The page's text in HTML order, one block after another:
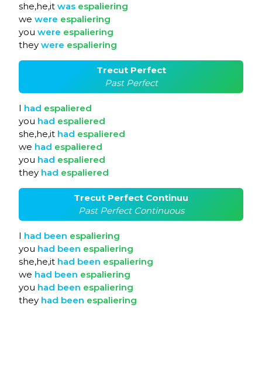
she,he,it was espaliering
we were espaliering
you were espaliering
they were espaliering
Trecut Perfect
Past Perfect
I had espaliered
you had espaliered
she,he,it had espaliered
we had espaliered
you had espaliered
they had espaliered
Trecut Perfect Continuu
Past Perfect Continuous
I had been espaliering
you had been espaliering
she,he,it had been espaliering
we had been espaliering
you had been espaliering
they had been espaliering